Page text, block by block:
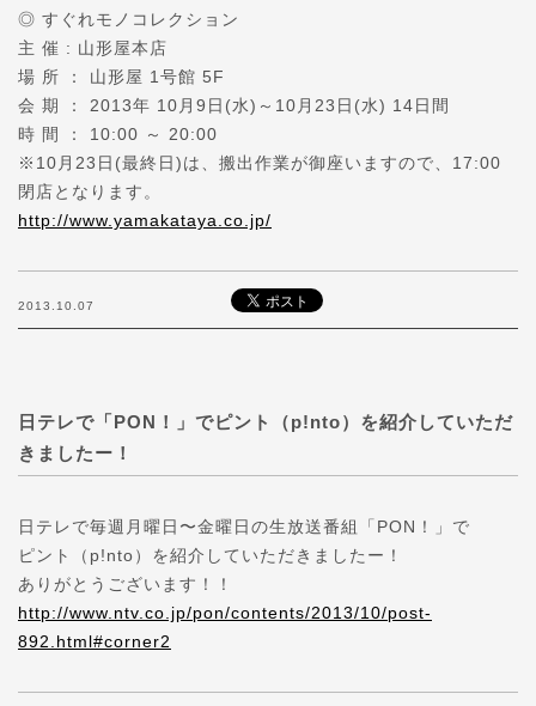
◎ すぐれモノコレクション
主 催 : 山形屋本店
場 所 ： 山形屋 1号館 5F
会 期 ： 2013年 10月9日(水)～10月23日(水) 14日間
時 間 ： 10:00 ～ 20:00
※10月23日(最終日)は、搬出作業が御座いますので、17:00
閉店となります。
http://www.yamakataya.co.jp/
2013.10.07
日テレで「PON！」でピント（p!nto）を紹介していただ
きましたー！
日テレで毎週月曜日〜金曜日の生放送番組「PON！」で
ピント（p!nto）を紹介していただきましたー！
ありがとうございます！！
http://www.ntv.co.jp/pon/contents/2013/10/post-
892.html#corner2